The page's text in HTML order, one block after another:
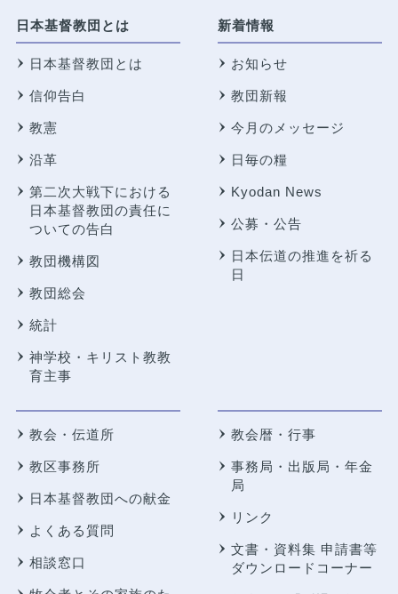
日本基督教団とは
日本基督教団とは
信仰告白
教憲
沿革
第二次大戦下における
日本基督教団の責任に
ついての告白
教団機構図
教団総会
統計
神学校・キリスト教教
育主事
新着情報
お知らせ
教団新報
今月のメッセージ
日毎の糧
Kyodan News
公募・公告
日本伝道の推進を祈る
日
教会・伝道所
教区事務所
日本基督教団への献金
よくある質問
相談窓口
教会暦・行事
事務局・出版局・年金
局
リンク
文書・資料集 申請書等
ダウンロードコーナー